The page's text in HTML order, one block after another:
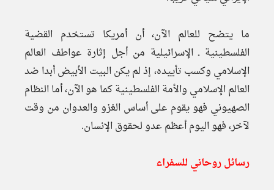
ما يتضح للعالم الآن، أن أمريكا تستخدم القضية
الفلسطينية ـ الإسرائيلية من أجل إثارة عواطف العالم
الإسلامي وكسب تأييده، إذ لم يكن البيت الأبيض أبدا ضد
العالم الإسلامي والأمة الفلسطينية كما هو الآن، أما النظام
الصهيوني فهو يقوم على أساس الغزو والعدوان من وقت
لآخر، فهو اليوم أعظم عدو لحقوق الإنسان.
رسائل روحاني للسفراء